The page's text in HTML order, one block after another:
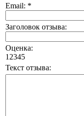
Email: *
Заголовок отзыва:
Оценка:
1 2345
Текст отзыва: